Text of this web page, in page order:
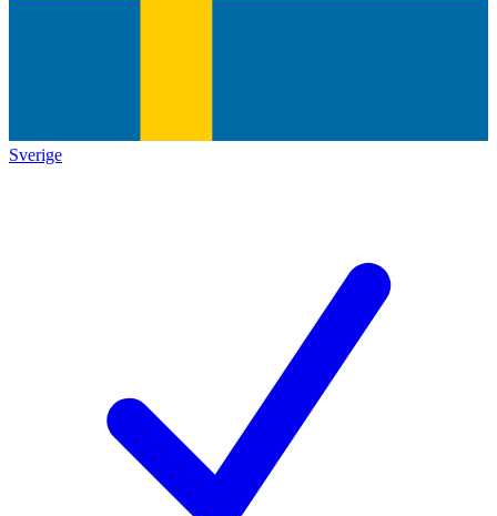
Sverige